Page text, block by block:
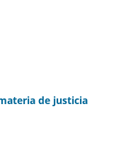
de justicia